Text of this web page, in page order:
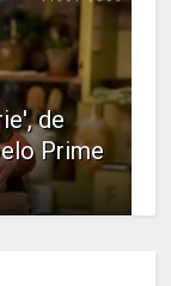
de
Prime